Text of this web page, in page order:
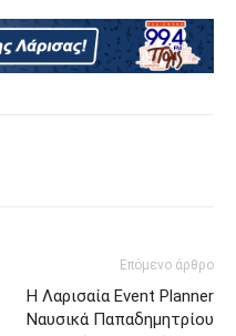
Επόμενο άρθρο
Η Λαρισαία Event Planner
Ναυσικά Παπαδημητρίου